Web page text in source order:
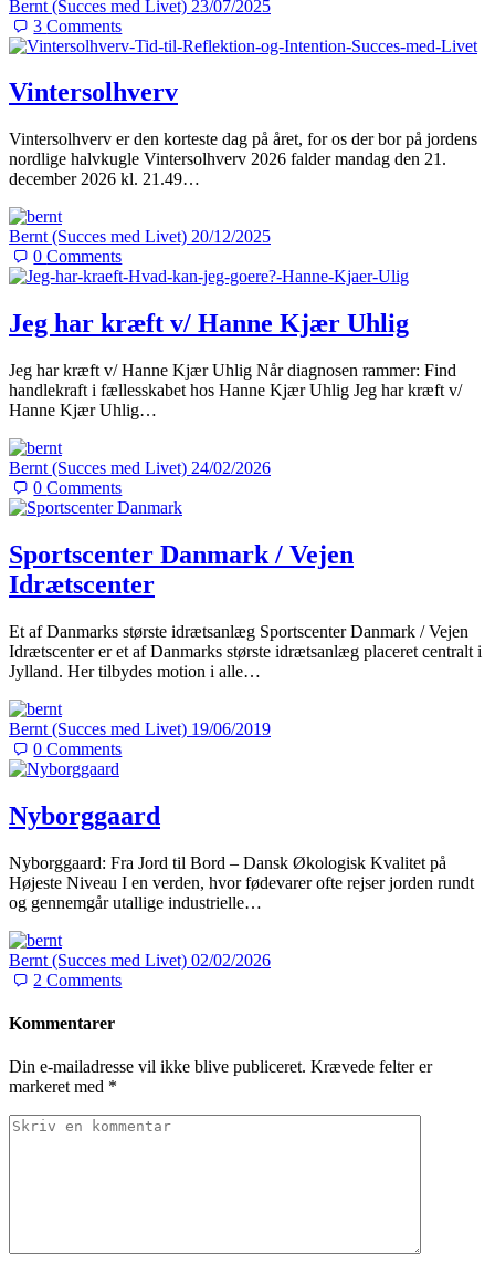
Bernt (Succes med Livet) 23/07/2025
3Comments
Vintersolhverv
Vintersolhverv er den korteste dag på året, for os der bor på jordens
nordlige halvkugle Vintersolhverv 2026 falder mandag den 21.
december 2026 kl. 21.49…
Bernt (Succes med Livet) 20/12/2025
0Comments
Jeg har kræft v/ Hanne Kjær Uhlig
Jeg har kræft v/ Hanne Kjær Uhlig Når diagnosen rammer: Find
handlekraft i fællesskabet hos Hanne Kjær Uhlig Jeg har kræft v/
Hanne Kjær Uhlig…
Bernt (Succes med Livet) 24/02/2026
0Comments
Sportscenter Danmark / Vejen
Idrætscenter
Et af Danmarks største idrætsanlæg Sportscenter Danmark / Vejen
Idrætscenter er et af Danmarks største idrætsanlæg placeret centralt i
Jylland. Her tilbydes motion i alle…
Bernt (Succes med Livet) 19/06/2019
0Comments
Nyborggaard
Nyborggaard: Fra Jord til Bord – Dansk Økologisk Kvalitet på
Højeste Niveau I en verden, hvor fødevarer ofte rejser jorden rundt
og gennemgår utallige industrielle…
Bernt (Succes med Livet) 02/02/2026
2Comments
Kommentarer
Din e-mailadresse vil ikke blive publiceret. Krævede felter er
markeret med *